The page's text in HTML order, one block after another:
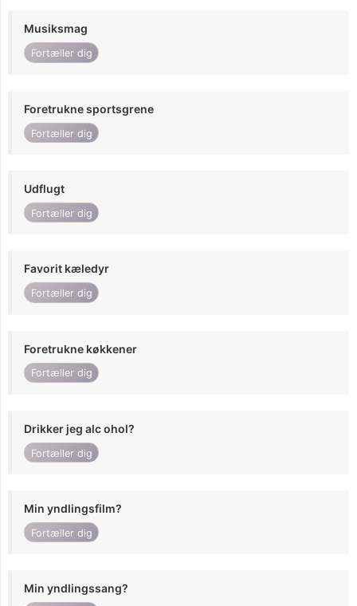
Musiksmag
Fortæller dig
Foretrukne sportsgrene
Fortæller dig
Udflugt
Fortæller dig
Favorit kæledyr
Fortæller dig
Foretrukne køkkener
Fortæller dig
Drikker jeg alc ohol?
Fortæller dig
Min yndlingsfilm?
Fortæller dig
Min yndlingssang?